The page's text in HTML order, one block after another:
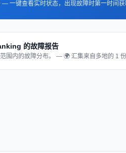
一键查看实时状态，出现故障时第一时间获
的故障报告
围内的故障分布。 — 🌍 汇集来自多地的 1